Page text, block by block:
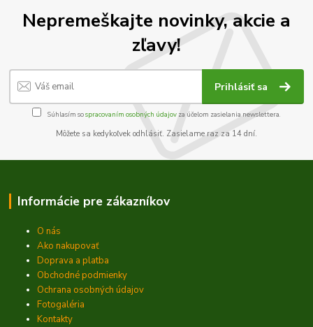
Nepremeškajte novinky, akcie a
zľavy!
Prihlásiť sa
Súhlasím sospracovaním osobných údajov za účelom zasielania newslettera.
Môžete sa kedykoľvek odhlásiť. Zasielame raz za 14 dní.
Informácie pre zákazníkov
O nás
Ako nakupovať
Doprava a platba
Obchodné podmienky
Ochrana osobných údajov
Fotogaléria
Kontakty